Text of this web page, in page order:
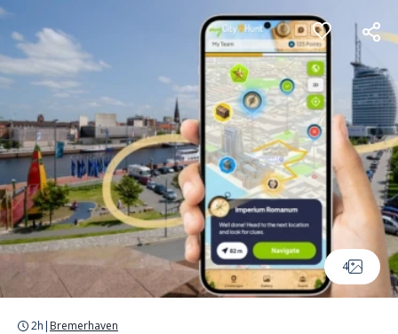
Cookie-Einstellungen
4
2h | Bremerhaven